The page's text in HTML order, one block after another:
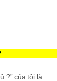
?” của tôi là: